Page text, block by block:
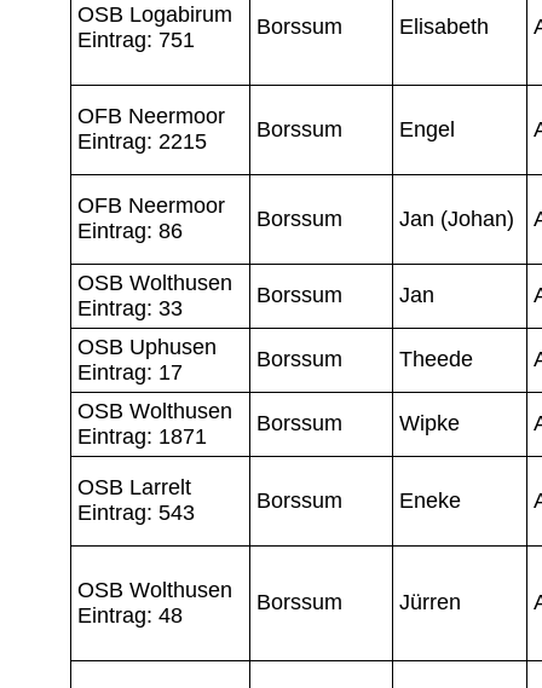
OSB Logabirum
Eintrag: 751
Borssum Elisabeth
OFB Neermoor
Eintrag: 2215
Borssum Engel
OFB Neermoor
Eintrag: 86
Borssum Jan (Johan)
OSB Wolthusen
Eintrag: 33
Borssum Jan
OSB Uphusen
Eintrag: 17
Borssum Theede
OSB Wolthusen
Eintrag: 1871
Borssum Wipke
OSB Larrelt
Eintrag: 543
Borssum Eneke
OSB Wolthusen
Eintrag: 48
Borssum Jürren